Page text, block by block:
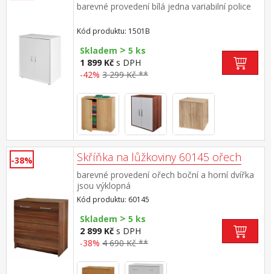
barevné provedení bílá jedna variabilní police
Kód produktu: 1501B
Skladem > 5 ks
1 899 Kč s DPH
-42% 3 299 Kč **
-38% Skříňka na lůžkoviny 60145 ořech
barevné provedení ořech boční a horní dvířka
jsou výklopná
Kód produktu: 60145
Skladem > 5 ks
2 899 Kč s DPH
-38% 4 690 Kč **